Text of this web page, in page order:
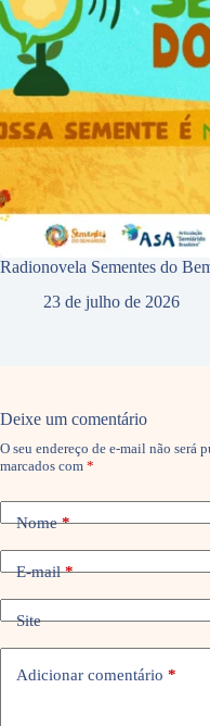
Radionovela Sementes do
23 de julho de 2026
Deixe um comentário
O seu endereço de e-mail não será
marcados com *
Nome*
E-mail*
Site
Adicionar comentário *